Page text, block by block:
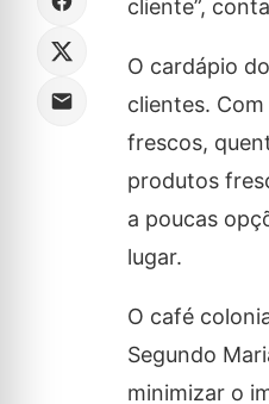
cliente”,
O cardápio
clientes.
frescos,
produtos
a poucas
lugar.
O café
Segundo
minimizar o